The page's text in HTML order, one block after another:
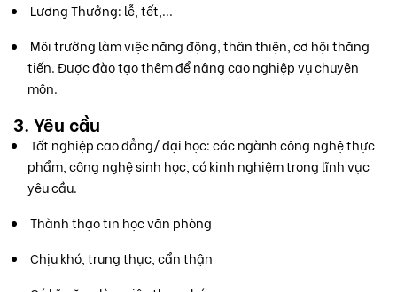
Lương Thưởng: lễ, tết,...
Môi trường làm việc năng động, thân thiện, cơ hội thăng
tiến. Được đào tạo thêm để nâng cao nghiệp vụ chuyên
môn.
3. Yêu cầu
Tốt nghiệp cao đẳng/ đại học: các ngành công nghệ thực
phẩm, công nghệ sinh học, có kinh nghiệm trong lĩnh vực
yêu cầu.
Thành thạo tin học văn phòng
Chịu khó, trung thực, cẩn thận